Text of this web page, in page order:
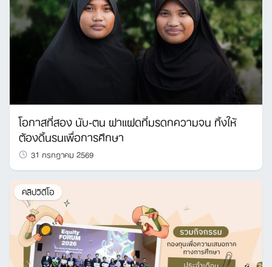
โอกาสที่สอง นับ-ตน ฝาแฝดที่มรดกความจน ทิ้งให้
ต้องดิ้นรนเพื่อการศึกษา
31 กรกฎาคม 2569
คลิปวิดีโอ